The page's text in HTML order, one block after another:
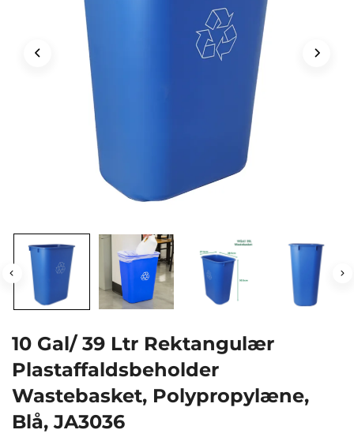
10 Gal/ 39 Ltr Rektangulær
Plastaffaldsbeholder
Wastebasket, Polypropylæne,
Blå, JA3036